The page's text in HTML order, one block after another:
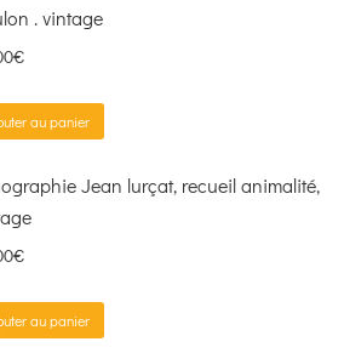
. vintage
€
au panier
Jean lurçat, recueil animalité,
€
au panier